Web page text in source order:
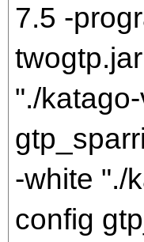
7.5 -
"./
-white "./
config